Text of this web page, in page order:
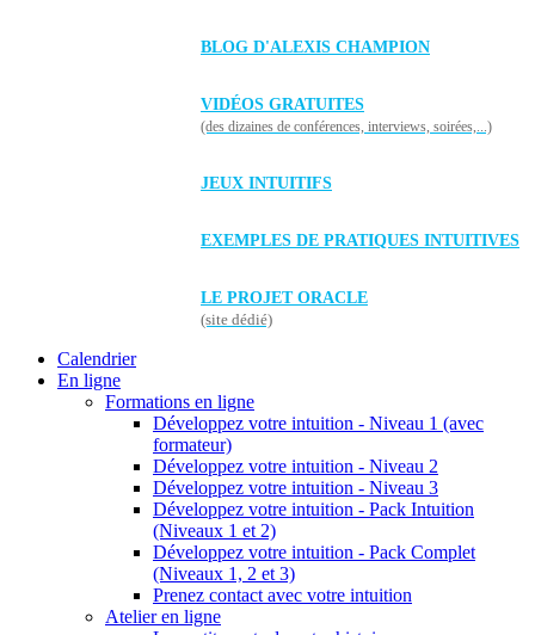
BLOG D'ALEXIS CHAMPION
VIDÉOS GRATUITES
(des dizaines de conférences, interviews, soirées,...)
JEUX INTUITIFS
EXEMPLES DE PRATIQUES INTUITIVES
LE PROJET ORACLE
(site dédié)
Calendrier
En ligne
Formations en ligne
Développez votre intuition - Niveau 1 (avec
formateur)
Développez votre intuition - Niveau 2
Développez votre intuition - Niveau 3
Développez votre intuition - Pack Intuition
(Niveaux 1 et 2)
Développez votre intuition - Pack Complet
(Niveaux 1, 2 et 3)
Prenez contact avec votre intuition
Atelier en ligne